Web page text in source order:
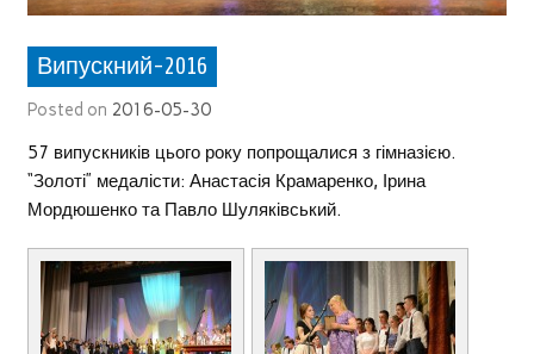
Випускний-2016
Posted on 2016-05-30
57 випускників цього року попрощалися з гімназією.
“Золоті” медалісти: Анастасія Крамаренко, Ірина
Мордюшенко та Павло Шуляківський.